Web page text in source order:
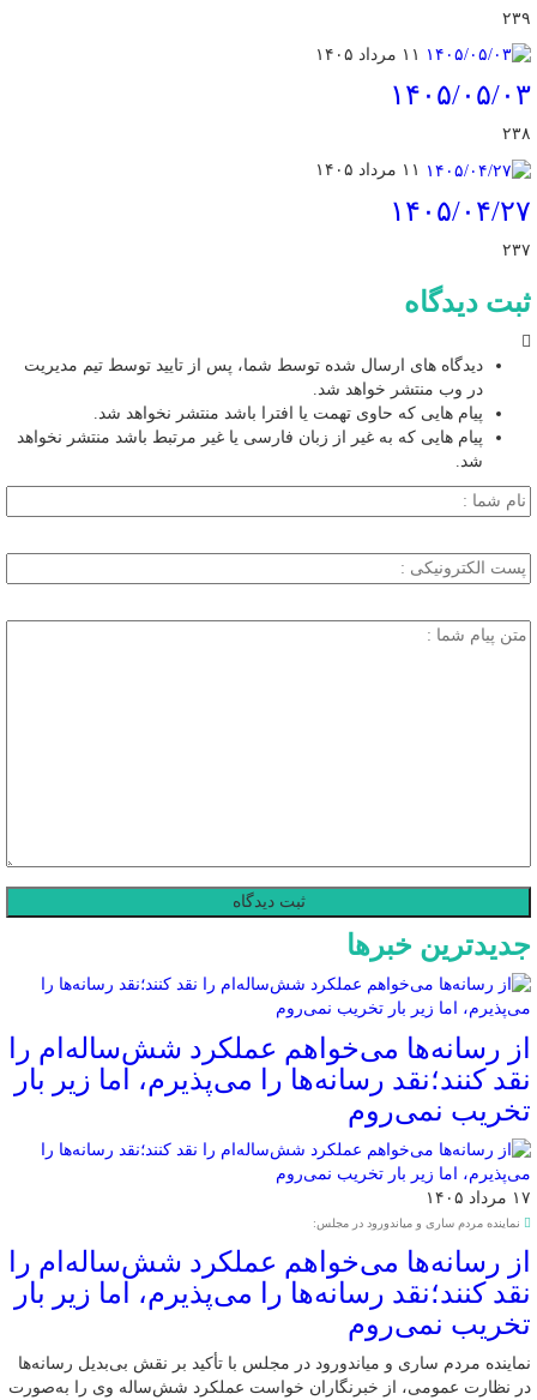
۲۳۹
۱۱ مرداد ۱۴۰۵
۱۴۰۵/۰۵/۰۳
۲۳۸
۱۱ مرداد ۱۴۰۵
۱۴۰۵/۰۴/۲۷
۲۳۷
ثبت دیدگاه
دیدگاه های ارسال شده توسط شما، پس از تایید توسط تیم مدیریت
در وب منتشر خواهد شد.
پیام هایی که حاوی تهمت یا افترا باشد منتشر نخواهد شد.
پیام هایی که به غیر از زبان فارسی یا غیر مرتبط باشد منتشر نخواهد
شد.
جدیدترین خبرها
از رسانه‌ها می‌خواهم عملکرد شش‌ساله‌ام را
نقد کنند؛نقد رسانه‌ها را می‌پذیرم، اما زیر بار
تخریب نمی‌روم
۱۷ مرداد ۱۴۰۵
نماینده مردم ساری و میاندورود در مجلس:
از رسانه‌ها می‌خواهم عملکرد شش‌ساله‌ام را
نقد کنند؛نقد رسانه‌ها را می‌پذیرم، اما زیر بار
تخریب نمی‌روم
نماینده مردم ساری و میاندورود در مجلس با تأکید بر نقش بی‌بدیل رسانه‌ها
در نظارت عمومی، از خبرنگاران خواست عملکرد شش‌ساله وی را به‌صورت